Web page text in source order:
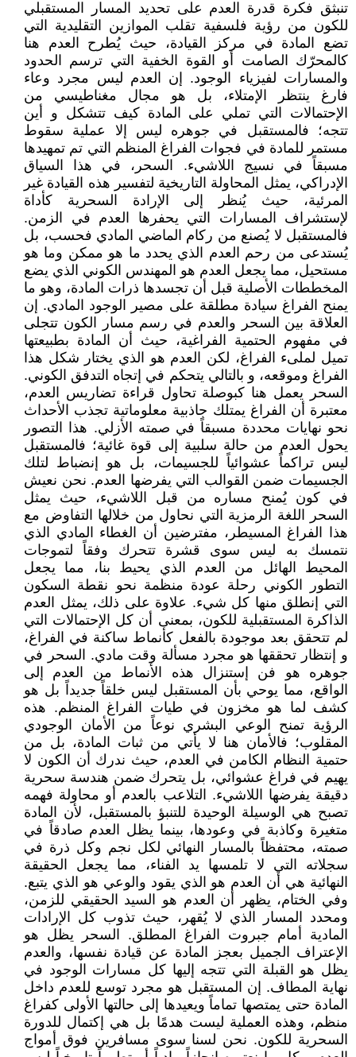
تنبثق فكرة قدرة العدم على تحديد المسار المستقبلي
للكون من رؤية فلسفية تقلب الموازين التقليدية التي
تضع المادة في مركز القيادة، حيث يُطرح العدم هنا
كالمحرّك الصامت أو القوة الخفية التي ترسم الحدود
والمسارات لفيزياء الوجود. إن العدم ليس مجرد وعاء
فارغ ينتظر الإمتلاء، بل هو مجال مغناطيسي من
الإحتمالات التي تملي على المادة كيف تتشكل و أين
تتجه؛ فالمستقبل في جوهره ليس إلا عملية سقوط
مستمر للمادة في فجوات الفراغ المنظم التي تم تمهيدها
مسبقاً في نسيج اللاشيء. السحر، في هذا السياق
الإدراكي، يمثل المحاولة التاريخية لتفسير هذه القيادة غير
المرئية، حيث يُنظر إلى الإرادة السحرية كأداة
لإستشراف المسارات التي يحفرها العدم في الزمن.
فالمستقبل لا يُصنع من ركام الماضي المادي فحسب، بل
يُستدعى من رحم العدم الذي يحدد ما هو ممكن وما هو
مستحيل، مما يجعل العدم هو المهندس الكوني الذي يضع
المخططات الأصلية قبل أن تجسدها ذرات المادة، وهو ما
يمنح الفراغ سيادة مطلقة على مصير الوجود المادي. إن
العلاقة بين السحر والعدم في رسم مسار الكون تتجلى
في مفهوم الحتمية الفراغية، حيث أن المادة بطبيعتها
تميل لملىء الفراغ، لكن العدم هو الذي يختار شكل هذا
الفراغ وموقعه، و بالتالي يتحكم في إتجاه التدفق الكوني.
السحر يعمل هنا كبوصلة تحاول قراءة تضاريس العدم،
معتبرة أن الفراغ يمتلك جاذبية معلوماتية تجذب الأحداث
نحو نهايات محددة مسبقاً في صمته الأزلي. هذا التصور
يحول العدم من حالة سلبية إلى قوة غائية؛ فالمستقبل
ليس تراكماً عشوائياً للجسيمات، بل هو إنضباط لتلك
الجسيمات ضمن القوالب التي يفرضها العدم. نحن نعيش
في كون يُمنح مساره من قبل اللاشيء، حيث يمثل
السحر اللغة الرمزية التي نحاول من خلالها التفاوض مع
هذا الفراغ المسيطر، مفترضين أن الغطاء المادي الذي
نتمسك به ليس سوى قشرة تتحرك وفقاً لتموجات
المحيط الهائل من العدم الذي يحيط بنا، مما يجعل
التطور الكوني رحلة عودة منظمة نحو نقطة السكون
التي إنطلق منها كل شيء. علاوة على ذلك، يمثل العدم
الذاكرة المستقبلية للكون، بمعنى أن كل الإحتمالات التي
لم تتحقق بعد موجودة بالفعل كأنماط ساكنة في الفراغ،
و إنتظار تحققها هو مجرد مسألة وقت مادي. السحر في
جوهره هو فن إستنزال هذه الأنماط من العدم إلى
الواقع، مما يوحي بأن المستقبل ليس خلقاً جديداً بل هو
كشف لما هو مخزون في طيات الفراغ المنظم. هذه
الرؤية تمنح الوعي البشري نوعاً من الأمان الوجودي
المقلوب؛ فالأمان هنا لا يأتي من ثبات المادة، بل من
حتمية النظام الكامن في العدم، حيث ندرك أن الكون لا
يهيم في فراغ عشوائي، بل يتحرك ضمن هندسة سحرية
دقيقة يفرضها اللاشيء. التلاعب بالعدم أو محاولة فهمه
تصبح هي الوسيلة الوحيدة للتنبؤ بالمستقبل، لأن المادة
متغيرة وكاذبة في وعودها، بينما يظل العدم صادقاً في
صمته، محتفظاً بالمسار النهائي لكل نجم وكل ذرة في
سجلاته التي لا تلمسها يد الفناء، مما يجعل الحقيقة
النهائية هي أن العدم هو الذي يقود والوعي هو الذي يتبع.
وفي الختام، يظهر أن العدم هو السيد الحقيقي للزمن،
ومحدد المسار الذي لا يُقهر، حيث تذوب كل الإرادات
المادية أمام جبروت الفراغ المطلق. السحر يظل هو
الإعتراف الجميل بعجز المادة عن قيادة نفسها، والعدم
يظل هو القبلة التي تتجه إليها كل مسارات الوجود في
نهاية المطاف. إن المستقبل هو مجرد توسع للعدم داخل
المادة حتى يمتصها تماماً ويعيدها إلى حالتها الأولى كفراغ
منظم، وهذه العملية ليست هدمًا بل هي إكتمال للدورة
السحرية للكون. نحن لسنا سوى مسافرين فوق أمواج